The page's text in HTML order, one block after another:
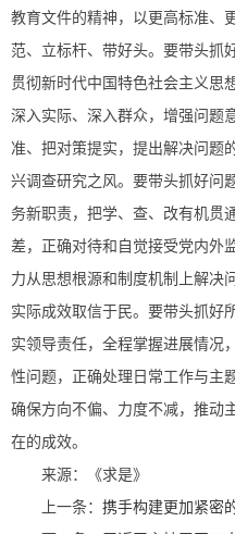
教育文件的精神，以更高标准、
范、立标杆、带好头。要带头抓
贯彻新时代中国特色社会主义思
深入实际、深入群众，增强问题
准、把对策提实，提出解决问题
兴调查研究之风。要带头抓好问
务新职责，把学、查、改有机贯
差，正确对待和自觉接受党内外
力从思想根源和制度机制上解决
实际成效取信于民。要带头抓好
实领导责任，全程掌握进展情况
性问题，正确处理日常工作与主
确保方向不偏、力度不减，推动
在的成效。
来源：《求是》
上一条： 携手构建更加紧密